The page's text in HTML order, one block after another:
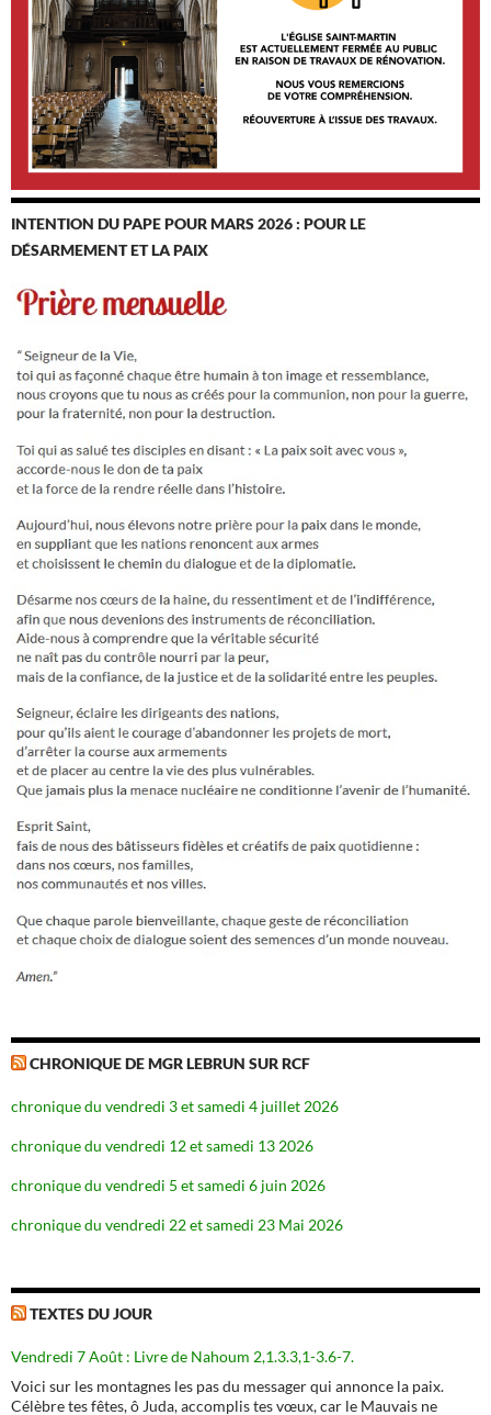
INTENTION DU PAPE POUR MARS 2026 : POUR LE
DÉSARMEMENT ET LA PAIX
CHRONIQUE DE MGR LEBRUN SUR RCF
chronique du vendredi 3 et samedi 4 juillet 2026
chronique du vendredi 12 et samedi 13 2026
chronique du vendredi 5 et samedi 6 juin 2026
chronique du vendredi 22 et samedi 23 Mai 2026
TEXTES DU JOUR
Vendredi 7 Août : Livre de Nahoum 2,1.3.3,1-3.6-7.
Voici sur les montagnes les pas du messager qui annonce la paix.
Célèbre tes fêtes, ô Juda, accomplis tes vœux, car le Mauvais ne